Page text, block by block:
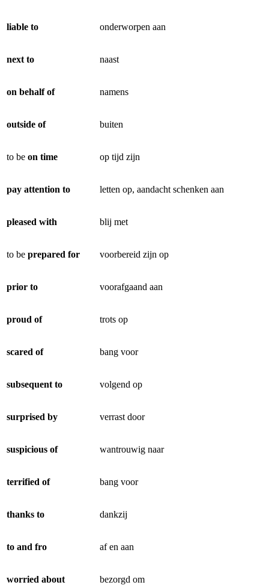
liable to onderworpen aan
next to naast
on behalf of namens
outside of buiten
to be on time op tijd zijn
pay attention to letten op, aandacht schenken aan
pleased with blij met
to be prepared for voorbereid zijn op
prior to voorafgaand aan
proud of trots op
scared of bang voor
subsequent to volgend op
surprised by verrast door
suspicious of wantrouwig naar
terrified of bang voor
thanks to dankzij
to and fro af en aan
worried about bezorgd om